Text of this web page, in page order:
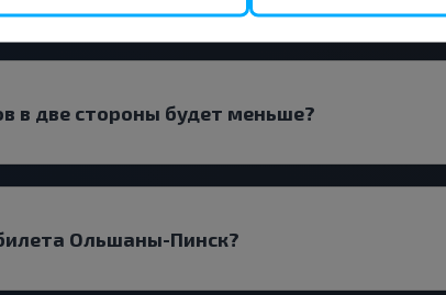
в две стороны будет меньше?
Ольшаны-Пинск?